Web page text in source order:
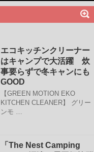
エコキッチンクリーナー
はキャンプで大活躍 炊
事要らずで冬キャンにも
GOOD
【GREEN MOTION EKO
KITCHEN CLEANER】 グリー
ンモ …
「The Nest Camping